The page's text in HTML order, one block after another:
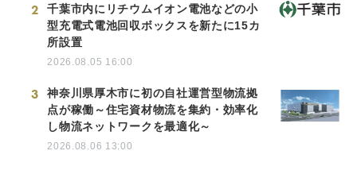
2
千葉市内にリチウムイオン電池などの小
型充電式電池回収ボックスを新たに15カ
所設置
2026.08.05 16:00
3
神奈川県厚木市に初の自社運営型物流拠
点が稼働～住宅資材物流を集約・効率化
し物流ネットワークを最適化～
2026.08.06 13:00